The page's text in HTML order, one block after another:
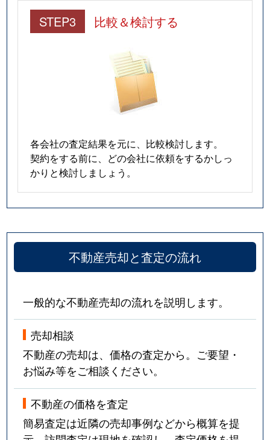
STEP3 比較＆検討する
各会社の査定結果を元に、比較検討します。
契約をする前に、どの会社に依頼をするかしっ
かりと検討しましょう。
不動産売却と査定の流れ
一般的な不動産売却の流れを説明します。
売却相談
不動産の売却は、価格の査定から。ご要望・
お悩み等をご相談ください。
不動産の価格を査定
簡易査定は近隣の売却事例などから概算を提